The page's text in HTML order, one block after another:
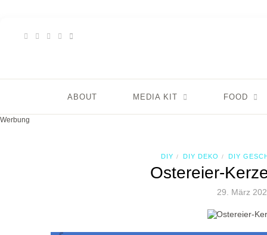
ABOUT MEDIA KIT FOOD
Werbung
DIY / DIY DEKO / DIY
Ostereier-
29. März